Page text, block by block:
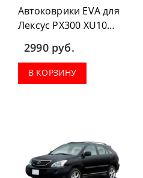
Автоковрики EVA для
Лексус РХ300 ХU10
приобрести в
комплектации:
водительский коврик,
2990 руб.
В КОРЗИНУ